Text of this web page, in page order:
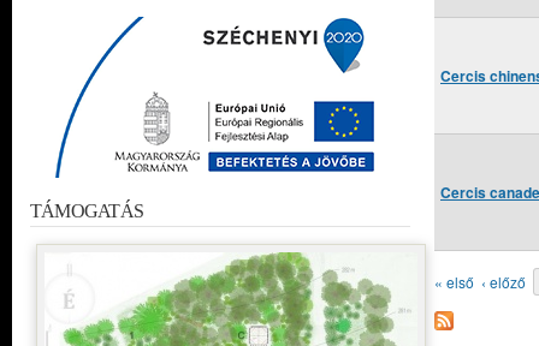
Cercis
Cercis
Oldalak
« első ‹ előző
TÁMOGATÁS